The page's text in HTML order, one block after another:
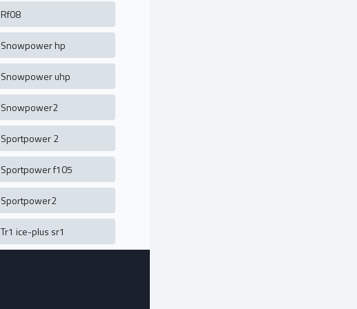
Rf08
Snowpower hp
Snowpower uhp
Snowpower2
Sportpower 2
Sportpower f105
Sportpower2
Tr1 ice-plus sr1